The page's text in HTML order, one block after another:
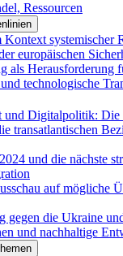
Ressourcen
systemischer
europäischen
als Herausforderung
technologische
und Digitalpolitik:
transatlantischen
und die nächste
auf mögliche
gegen die Ukraine
und nachhaltige